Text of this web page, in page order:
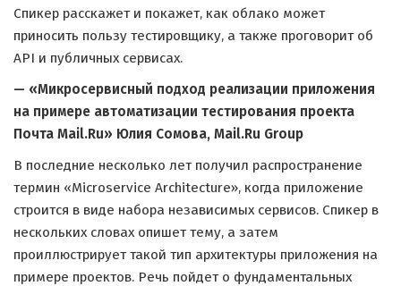
Спикер расскажет и покажет, как облако может
приносить пользу тестировщику, а также проговорит об
API и публичных сервисах.
— «Микросервисный подход реализации приложения
на примере автоматизации тестирования проекта
Почта Mail.Ru» Юлия Сомова, Mail.Ru Group
В последние несколько лет получил распространение
термин «Microservice Architecture», когда приложение
строится в виде набора независимых сервисов. Спикер в
нескольких словах опишет тему, а затем
проиллюстрирует такой тип архитектуры приложения на
примере проектов. Речь пойдет о фундаментальных